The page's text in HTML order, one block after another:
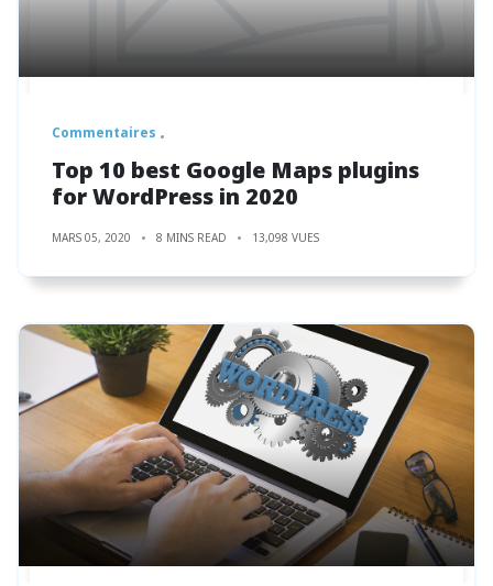
Commentaires
Top 10 best Google Maps plugins
for WordPress in 2020
MARS 05, 2020 8 MINS READ 13,098 VUES